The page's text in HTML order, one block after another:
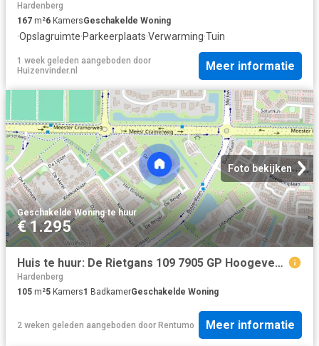
Hardenberg
167 m²6 KamersGeschakelde Woning
·Opslagruimte·Parkeerplaats·Verwarming·Tuin
1 week geleden aangeboden door
Huizenvinder.nl
Meer informatie
Foto bekijken
Geschakelde Woning·te huur
€ 1.295
Huis te huur: De Rietgans 109 7905 GP Hoogeveen
Hardenberg
105 m²5 Kamers1 BadkamerGeschakelde Woning
2 weken geleden aangeboden door Rentumo Meer informatie